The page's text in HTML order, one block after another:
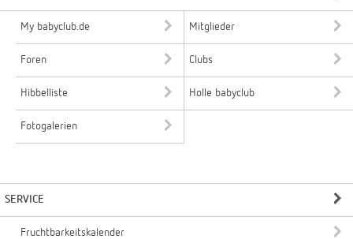
My babyclub.de Mitglieder
Foren Clubs
Hibbelliste Holle babyclub
Fotogalerien
SERVICE
Fruchtbarkeitskalender